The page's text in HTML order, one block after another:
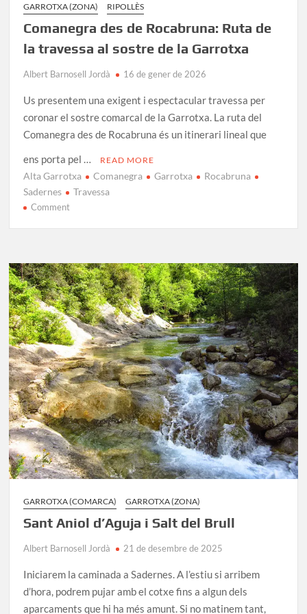
GARROTXA (ZONA)
RIPOLLÈS
Comanegra des de Rocabruna: Ruta de
la travessa al sostre de la Garrotxa
Albert Barnosell Jordà 16 de gener de 2026
Us presentem una exigent i espectacular travessa per
coronar el sostre comarcal de la Garrotxa. La ruta del
Comanegra des de Rocabruna és un itinerari lineal que
ens porta pel …
READ MORE
Alta Garrotxa Comanegra Garrotxa
Rocabruna
Sadernes
Travessa
Commenton
Rocabruna:
Ruta
de
la
travessa
al
sostre
de
la
Garrotxa
GARROTXA (COMARCA) GARROTXA (ZONA)
Sant Aniol d’Aguja i Salt del Brull
Albert Barnosell Jordà 21 de desembre de 2025
Iniciarem la caminada a Sadernes. A l’estiu si arribem
d’hora, podrem pujar amb el cotxe fins a algun dels
aparcaments que hi ha més amunt. Si no matinem tant,